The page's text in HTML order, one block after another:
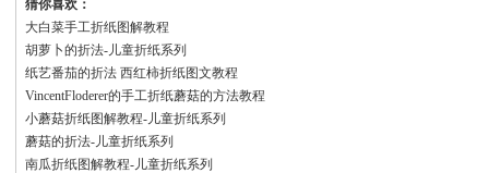
猜你喜欢：
大白菜手工折纸图解教程
胡萝卜的折法-儿童折纸系列
纸艺番茄的折法 西红柿折纸图文教程
VincentFloderer的手工折纸蘑菇的方法教程
小蘑菇折纸图解教程-儿童折纸系列
蘑菇的折法-儿童折纸系列
南瓜折纸图解教程-儿童折纸系列